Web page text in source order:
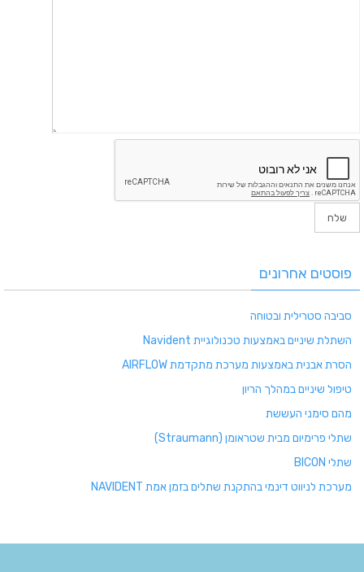
פוסטים אחרונים
סביבה סטרילית ובטוחה
השתלת שיניים באמצעות טכנולוגיית Navident
הסרת אבנית באמצעות מערכת מתקדמת AIRFLOW
טיפול שיניים במהלך הריון
מהם סימני העששת
שתלי פרימיום מבית שטראומן (Straumann)
שתלי BICON
מערכת לניווט דינמי בהתקנת שתלים בזמן אמת NAVIDENT